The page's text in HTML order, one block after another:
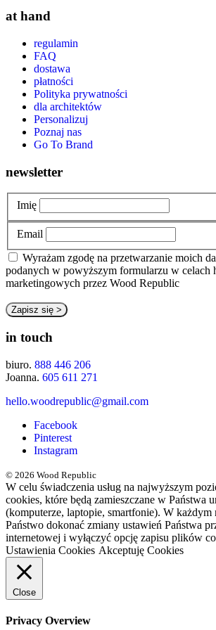
at hand
regulamin
FAQ
dostawa
płatności
Polityka prywatności
dla architektów
Personalizuj
Poznaj nas
Go To Brand
newsletter
Imię
Email
Wyrażam zgodę na przetwarzanie moich
podanych w powyższym formularzu w celach
marketingowych przez Wood Republic
in touch
biuro. 888 446 206
Joanna. 605 611 271
hello.woodrepublic@gmail.com
Facebook
Pinterest
Instagram
© 2026 Wood Republic
W celu świadczenia usług na najwyższym
cookies, które będą zamieszczane w Państwa
(komputerze, laptopie, smartfonie). W każdym
Państwo dokonać zmiany ustawień Państwa
internetowej i wyłączyć opcję zapisu plików
Ustawienia Cookies Akceptuję Cookies
Close
Privacy Overview